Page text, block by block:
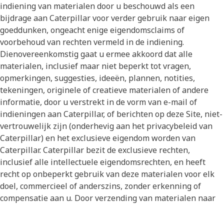
indiening van materialen door u beschouwd als een
bijdrage aan Caterpillar voor verder gebruik naar eigen
goeddunken, ongeacht enige eigendomsclaims of
voorbehoud van rechten vermeld in de indiening.
Dienovereenkomstig gaat u ermee akkoord dat alle
materialen, inclusief maar niet beperkt tot vragen,
opmerkingen, suggesties, ideeën, plannen, notities,
tekeningen, originele of creatieve materialen of andere
informatie, door u verstrekt in de vorm van e-mail of
indieningen aan Caterpillar, of berichten op deze Site, niet-
vertrouwelijk zijn (onderhevig aan het privacybeleid van
Caterpillar) en het exclusieve eigendom worden van
Caterpillar. Caterpillar bezit de exclusieve rechten,
inclusief alle intellectuele eigendomsrechten, en heeft
recht op onbeperkt gebruik van deze materialen voor elk
doel, commercieel of anderszins, zonder erkenning of
compensatie aan u. Door verzending van materialen naar